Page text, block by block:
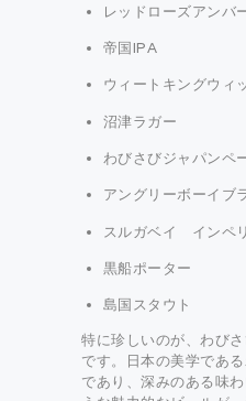
レッドローズアンバ
帝国IPA
ウィートキングウィ
沼津ラガー
わびさびジャパンペ
アングリーボーイブ
スルガベイ インペ
黒船ポーター
島国スタウト
特に珍しいのが、わび
です。日本の美学であ
であり、深みのある味